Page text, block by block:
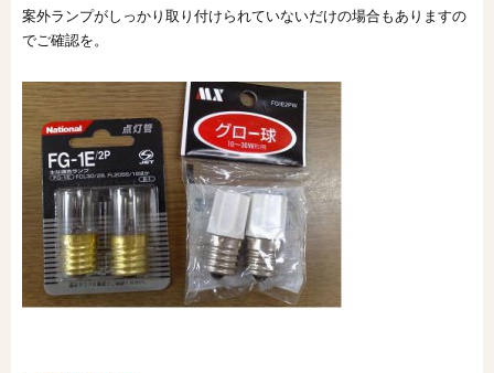
案外ランプがしっかり取り付けられていないだけの場合もありますの
でご確認を。